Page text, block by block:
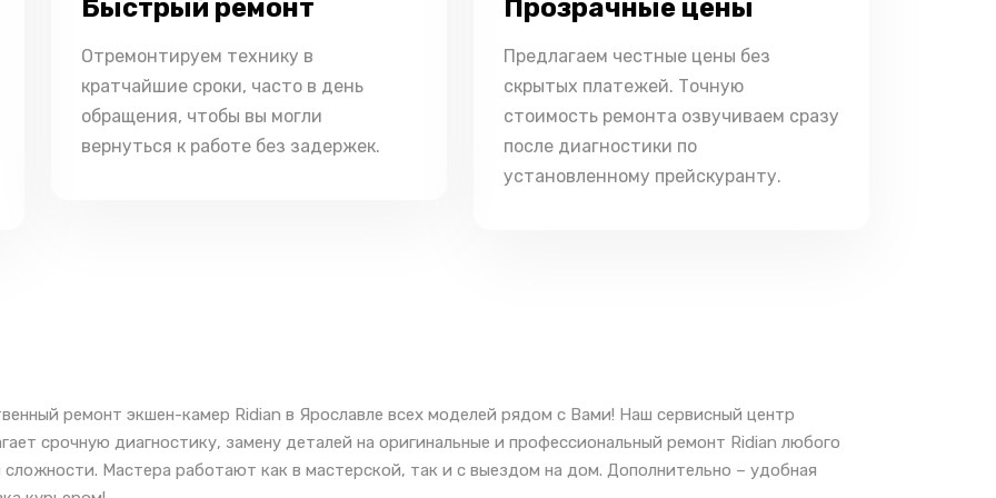
Быстрый ремонт
Отремонтируем технику в
кратчайшие сроки, часто в день
обращения, чтобы вы могли
вернуться к работе без задержек.
Прозрачные цены
Предлагаем честные цены без
скрытых платежей. Точную
стоимость ремонта озвучиваем сразу
после диагностики по
установленному прейскуранту.
ремонт экшен-камер Ridian в Ярославле всех моделей рядом с Вами! Наш сервисный центр
срочную диагностику, замену деталей на оригинальные и профессиональный ремонт Ridian любого
сложности. Мастера работают как в мастерской, так и с выездом на дом. Дополнительно – удобная